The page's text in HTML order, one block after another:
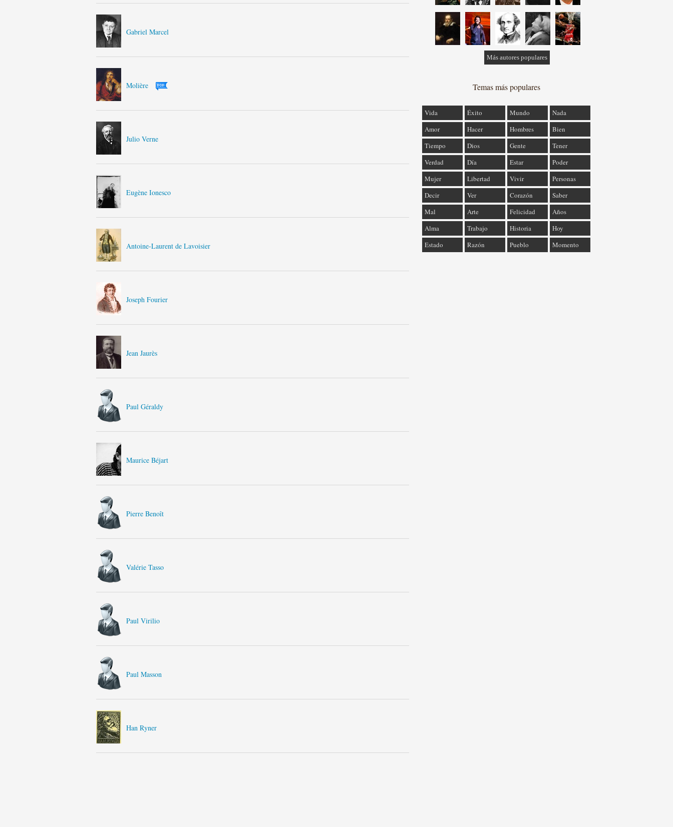
Gabriel Marcel
Molière
Julio Verne
Eugène Ionesco
Antoine-Laurent de Lavoisier
Joseph Fourier
Jean Jaurès
Paul Géraldy
Maurice Béjart
Pierre Benoît
Valérie Tasso
Paul Virilio
Paul Masson
Han Ryner
Más autores populares
Temas más populares
Vida Éxito Mundo
Nada
Amor
Hacer Hombres
Bien
Tiempo
Dios Gente
Tener
Verdad
Día Estar
Poder
Mujer
Libertad Vivir
Personas
Decir
Ver Corazón
Saber
Mal
Arte Felicidad
Años
Alma
Trabajo Historia
Hoy
Estado
Razón Pueblo Momento